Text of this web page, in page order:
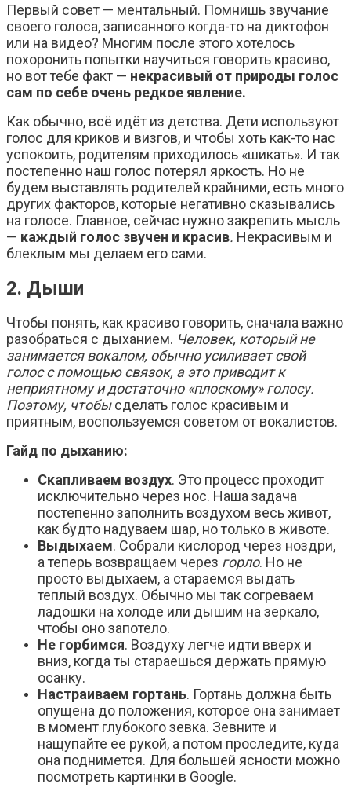
Первый совет — ментальный. Помнишь звучание
своего голоса, записанного когда-то на диктофон
или на видео? Многим после этого хотелось
похоронить попытки научиться говорить красиво,
но вот тебе факт — некрасивый от природы голос
сам по себе очень редкое явление.
Как обычно, всё идёт из детства. Дети используют
голос для криков и визгов, и чтобы хоть как-то нас
успокоить, родителям приходилось «шикать». И так
постепенно наш голос потерял яркость. Но не
будем выставлять родителей крайними, есть много
других факторов, которые негативно сказывались
на голосе. Главное, сейчас нужно закрепить мысль
— каждый голос звучен и красив. Некрасивым и
блеклым мы делаем его сами.
2. Дыши
Чтобы понять, как красиво говорить, сначала важно
разобраться с дыханием. Человек, который не
занимается вокалом, обычно усиливает свой
голос с помощью связок, а это приводит к
неприятному и достаточно «плоскому» голосу.
Поэтому, чтобысделать голос красивым и
приятным, воспользуемся советом от вокалистов.
Гайд по дыханию:
Скапливаем воздух. Это процесс проходит
исключительно через нос. Наша задача
постепенно заполнить воздухом весь живот,
как будто надуваем шар, но только в животе.
Выдыхаем. Собрали кислород через ноздри,
а теперь возвращаем через горло. Но не
просто выдыхаем, а стараемся выдать
теплый воздух. Обычно мы так согреваем
ладошки на холоде или дышим на зеркало,
чтобы оно запотело.
Не горбимся. Воздуху легче идти вверх и
вниз, когда ты стараешься держать прямую
осанку.
Настраиваем гортань. Гортань должна быть
опущена до положения, которое она занимает
в момент глубокого зевка. Зевните и
нащупайте ее рукой, а потом проследите, куда
она поднимется. Для большей ясности можно
посмотреть картинки в Google.